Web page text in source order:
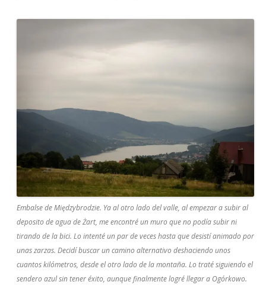
Embalse de Międzybrodzie. Ya al otro lado del valle, al empezar a subir al
deposito de agua de Żart, me encontré un muro que no podía subir ni
tirando de la bici. Lo intenté un par de veces hasta que desistí animado por
unas zarzas. Decidí buscar un camino alternativo deshaciendo unos
cuantos kilómetros, desde el otro lado de la montaña. Lo traté siguiendo el
sendero azul sin tener éxito, aunque finalmente logré llegar a Ogórkowo.